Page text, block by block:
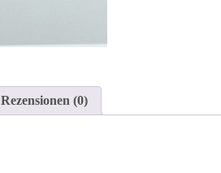
Rezensionen (0)